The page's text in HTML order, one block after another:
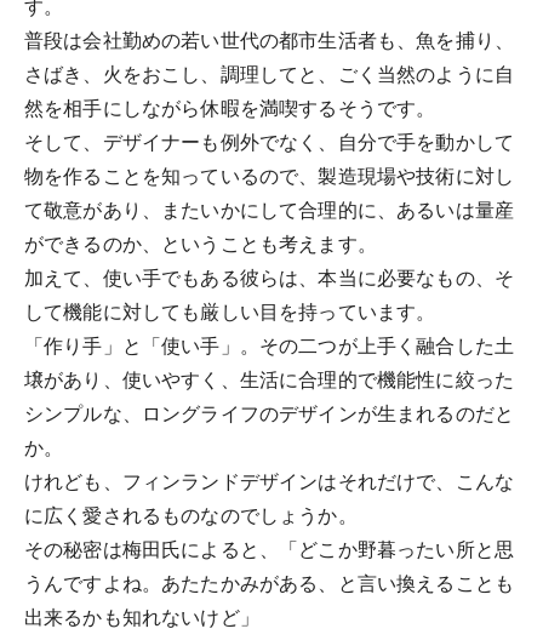
す。
普段は会社勤めの若い世代の都市生活者も、魚を捕り、
さばき、火をおこし、調理してと、ごく当然のように自
然を相手にしながら休暇を満喫するそうです。
そして、デザイナーも例外でなく、自分で手を動かして
物を作ることを知っているので、製造現場や技術に対し
て敬意があり、またいかにして合理的に、あるいは量産
ができるのか、ということも考えます。
加えて、使い手でもある彼らは、本当に必要なもの、そ
して機能に対しても厳しい目を持っています。
「作り手」と「使い手」。その二つが上手く融合した土
壌があり、使いやすく、生活に合理的で機能性に絞った
シンプルな、ロングライフのデザインが生まれるのだと
か。
けれども、フィンランドデザインはそれだけで、こんな
に広く愛されるものなのでしょうか。
その秘密は梅田氏によると、「どこか野暮ったい所と思
うんですよね。あたたかみがある、と言い換えることも
出来るかも知れないけど」